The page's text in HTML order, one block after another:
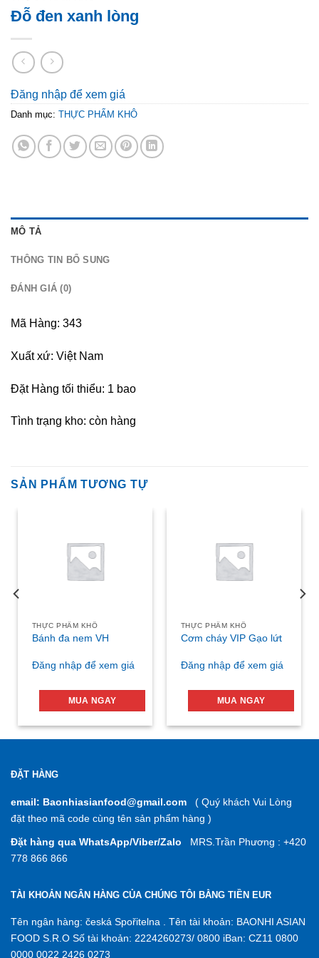
Đỗ đen xanh lòng
Đăng nhập để xem giá
Danh mục: THỰC PHẨM KHÔ
MÔ TẢ
THÔNG TIN BỔ SUNG
ĐÁNH GIÁ (0)
Mã Hàng: 343
Xuất xứ: Việt Nam
Đặt Hàng tối thiểu: 1 bao
Tình trạng kho: còn hàng
SẢN PHẨM TƯƠNG TỰ
THỰC PHẨM KHÔ
Bánh đa nem VH
Đăng nhập để xem giá
MUA NGAY
THỰC PHẨM KHÔ
Cơm cháy VIP Gạo lứt
Đăng nhập để xem giá
MUA NGAY
ĐẶT HÀNG
email: Baonhiasianfood@gmail.com ( Quý khách Vui Lòng
đặt theo mã code cùng tên sản phẩm hàng )
Đặt hàng qua WhatsApp/Viber/Zalo MRS.Trần Phương : +420
778 866 866
TÀI KHOẢN NGÂN HÀNG CỦA CHÚNG TÔI BẰNG TIỀN EUR
Tên ngân hàng: česká Spořitelna . Tên tài khoản: BAONHI ASIAN
FOOD S.R.O Số tài khoản: 2224260273/ 0800 iBan: CZ11 0800
0000 0022 2426 0273